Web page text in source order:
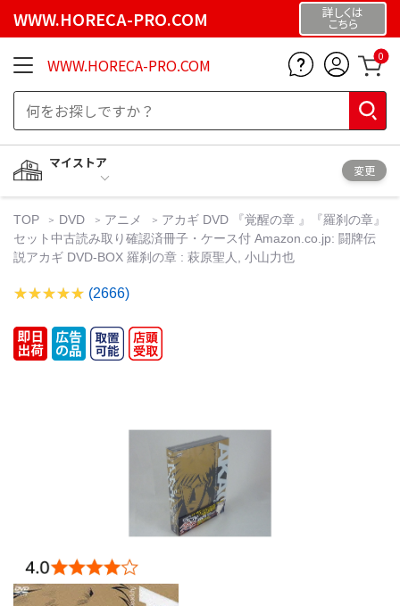
WWW.HORECA-PRO.COM 詳しくは
こちら
WWW.HORECA-PRO.COM 0
マイストア
変更
TOP DVD アニメ
アカギ DVD 『覚醒の章 』『羅刹の章』
セット中古読み取り確認済冊子・ケース付 Amazon.co.jp: 闘牌伝
説アカギ DVD-BOX 羅刹の章 : 萩原聖人, 小山力也
(2666)